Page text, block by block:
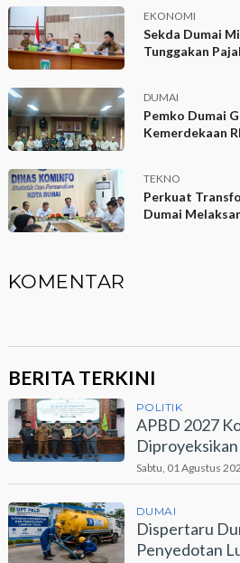
EKONOMI
Sekda Dumai
Tunggakan
DUMAI
Pemko Dumai
Kemerdekaan
TEKNO
Perkuat
Dumai
KOMENTAR
BERITA TERKINI
POLITIK
APBD 2027
Sabtu, 01 Agustus
DUMAI
Dispertaru
Penyedotan